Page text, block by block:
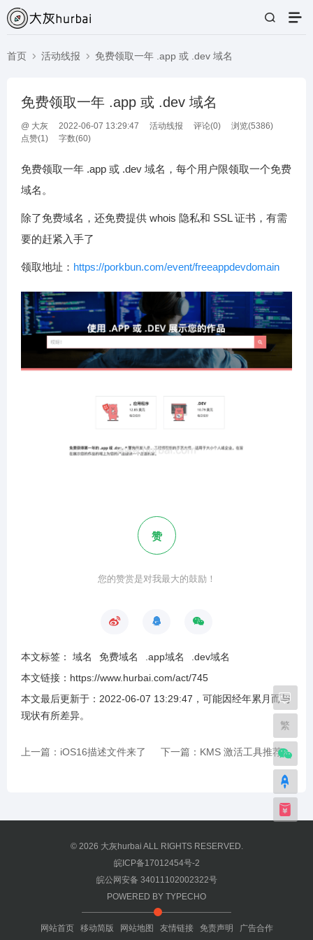
首页 活动线报 免费领取一年 .app 或 .dev 域名
免费领取一年 .app 或 .dev 域名
@ 大灰 2022-06-07 13:29:47 活动线报 评论(0)
浏览(5386)
点赞(1) 字数(60)
免费领取一年 .app 或 .dev 域名，每个用户限领取一个免费
域名。
除了免费域名，还免费提供 whois 隐私和 SSL 证书，有需
要的赶紧入手了
领取地址： https://porkbun.com/event/freeappdevdomain
赞
您的赞赏是对我最大的鼓励！
本文标签： 域名 免费域名 .app域名
.dev域名
本文链接： https://www.hurbai.com/act/745
本文最后更新于： 2022-06-07 13:29:47 ，可能因经年累月而与
现状有所差异。
上一篇：iOS16描述文件来了 下一篇：KMS 激活工具推荐、
KMS 激活脚本生成网站
© 2026 大灰hurbai ALL RIGHTS RESERVED.
皖ICP备17012454号-2
皖公网安备 34011102002322号
POWERED BY TYPECHO
网站首页 移动简版 网站地图 友情链接 免责声明 广告合作
繁